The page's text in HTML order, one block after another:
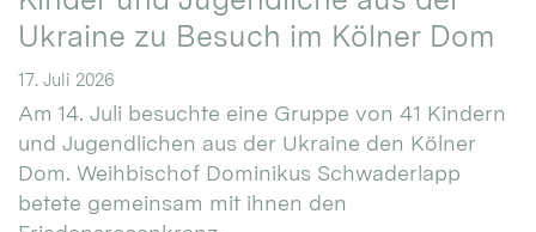
Ukraine zu Besuch im Kölner Dom
17. Juli 2026
Am 14. Juli besuchte eine Gruppe von 41 Kindern
und Jugendlichen aus der Ukraine den Kölner
Dom. Weihbischof Dominikus Schwaderlapp
betete gemeinsam mit ihnen den